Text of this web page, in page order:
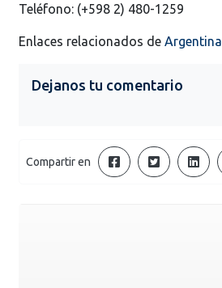
Teléfono: (+598 2) 480-1259
Enlaces relacionados de Argentina
Dejanos tu comentario
Compartir en